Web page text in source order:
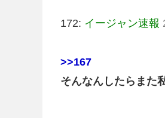
172: イージャン速報
>>167
そんなんしたらまた